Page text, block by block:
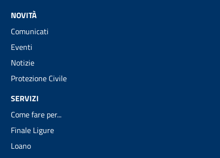
NOVITÀ
Comunicati
Eventi
Notizie
Protezione Civile
SERVIZI
Come fare per...
Finale Ligure
Loano